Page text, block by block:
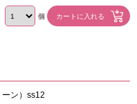
個
ン）ss12